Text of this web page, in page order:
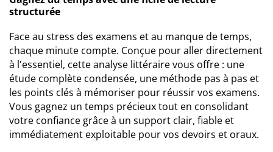
structurée
Face au stress des examens et au manque de temps,
chaque minute compte. Conçue pour aller directement
à l'essentiel, cette analyse littéraire vous offre : une
étude complète condensée, une méthode pas à pas et
les points clés à mémoriser pour réussir vos examens.
Vous gagnez un temps précieux tout en consolidant
votre confiance grâce à un support clair, fiable et
immédiatement exploitable pour vos devoirs et oraux.